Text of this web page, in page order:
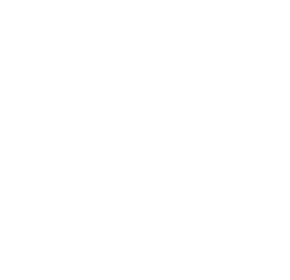
de lecture illimitée par abonnement.
Classic 2, repose sur un concept original : un
applications de lecture et bénéficier d’un écran à